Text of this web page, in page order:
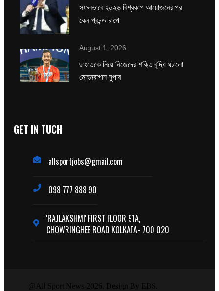
সফলভাবে ২০২৬ বিশ্বকাপ আয়োজনের পর
কেন প্রচন্ড চাপে
August 1, 2026
ছাংতেকে নিয়ে নিজেদের শক্তি বৃদ্ধি ঘটালো
মোহনবাগান সুপার
GET IN TUCH
allsportjobs@gmail.com
098 777 888 90
'RAJLAKSHMI' FIRST FLOOR 91A,
CHOWRINGHEE ROAD KOLKATA- 700 020
@All Sport News-2026. Design By EBS.